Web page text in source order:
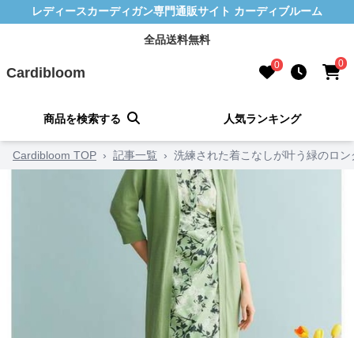
レディースカーディガン専門通販サイト カーディブルーム
全品送料無料
Cardibloom 0 0
商品を検索する 人気ランキング
Cardibloom TOP › 記事一覧 › 洗練された着こなしが叶う緑のロ